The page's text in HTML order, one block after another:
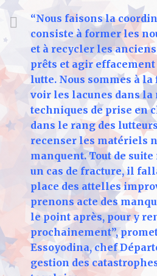
“Nous faisons la
consiste à former les
et à recycler les
prêts et agir
lutte. Nous sommes à la
voir les lacunes dans la
techniques de prise en
dans le rang des
recenser les matériels
manquent. Tout de suite
un cas de fracture, il
place des attelles
prenons acte des
le point après, pour y
prochainement”,
Essoyodina, chef
gestion des